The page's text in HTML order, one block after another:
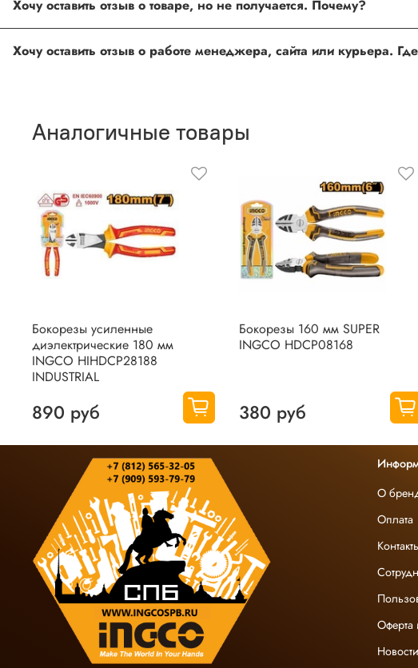
товарах проходят модерацию.
ingco.or.itk@gmail.com; ingco.spb@mail.ru
Оставить отзыв о покупке
Аналогичные товары
Бокорезы усиленные
диэлектрические 180 мм
INGCO HIHDCP28188
INDUSTRIAL
890 руб
Бокорезы 160 мм SUPER
INGCO HDCP08168
380 руб
О
Оплата
Оферта
Новости